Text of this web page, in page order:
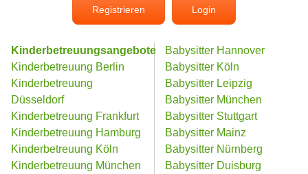
Registrieren Login
Kinderbetreuungsangebote
Kinderbetreuung Berlin
Kinderbetreuung
Düsseldorf
Kinderbetreuung Frankfurt
Kinderbetreuung Hamburg
Kinderbetreuung Köln
Kinderbetreuung München
Babysitter Hannover
Babysitter Köln
Babysitter Leipzig
Babysitter München
Babysitter Stuttgart
Babysitter Mainz
Babysitter Nürnberg
Babysitter Duisburg